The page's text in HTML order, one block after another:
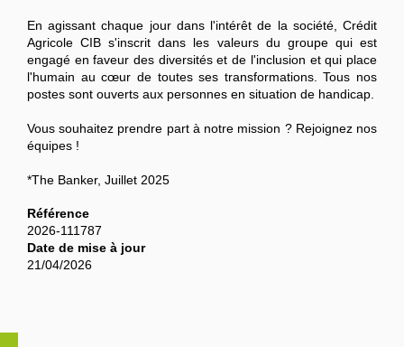
En agissant chaque jour dans l'intérêt de la société, Crédit
Agricole CIB s'inscrit dans les valeurs du groupe qui est
engagé en faveur des diversités et de l'inclusion et qui place
l'humain au cœur de toutes ses transformations. Tous nos
postes sont ouverts aux personnes en situation de handicap.
Vous souhaitez prendre part à notre mission ? Rejoignez nos
équipes !
*The Banker, Juillet 2025
Référence
2026-111787
Date de mise à jour
21/04/2026